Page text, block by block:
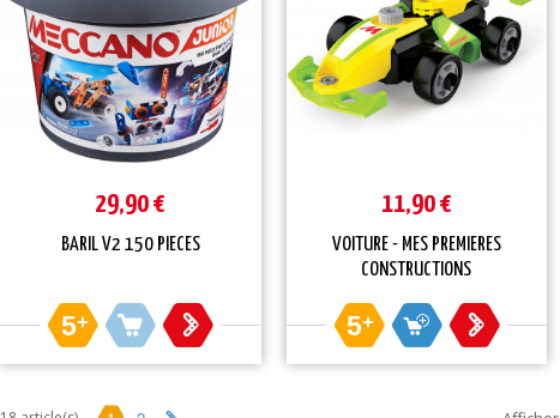
29,90 €
BARIL V2 150 PIECES
5+
11,90 €
VOITURE - MES PREMIERES
CONSTRUCTIONS
5+